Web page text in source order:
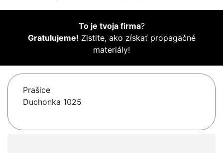
To je tvoja firma?
Gratulujeme! Zistite, ako získať propagačné
materiály!
Prašice
Duchonka 1025